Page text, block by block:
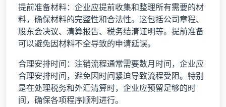
提前准备材料：企业应提前收集和整理所有需要的材
料，确保材料的完整性和合法性。这包括公司章程、
股东会决议、清算报告、税务结清证明等。提前准备
可以避免因材料不全导致的申请延误。
合理安排时间：注销流程通常需要数月时间，企业应
合理安排时间，避免因时间紧迫导致流程受阻。特别
是在处理税务和外汇清算时，企业应预留足够的时
间，确保各项程序顺利进行。